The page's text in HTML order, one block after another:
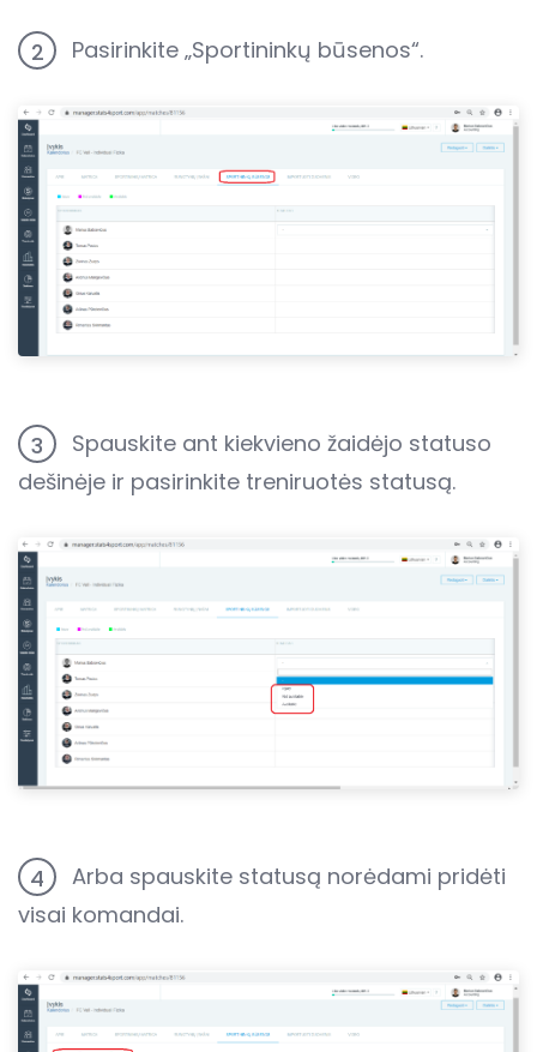
2 Pasirinkite „Sportininkų būsenos“.
3
Spauskite ant kiekvieno žaidėjo statuso
dešinėje ir pasirinkite treniruotės statusą.
4
Arba spauskite statusą norėdami pridėti
visai komandai.